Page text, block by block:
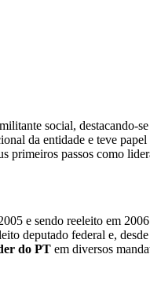
social, destacando-
da entidade e teve
primeiros passos como
e sendo reeleito em
deputado federal e,
do PT em diversos